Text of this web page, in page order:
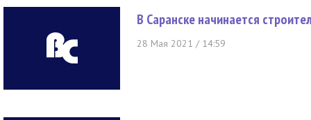
В Саранске начинается
28 Мая 2021 / 14:59